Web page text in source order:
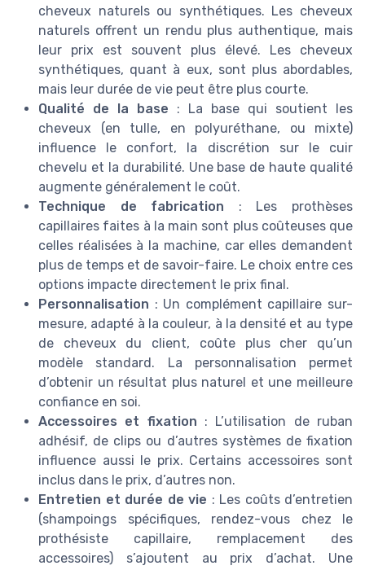
cheveux naturels ou synthétiques. Les cheveux
naturels offrent un rendu plus authentique, mais
leur prix est souvent plus élevé. Les cheveux
synthétiques, quant à eux, sont plus abordables,
mais leur durée de vie peut être plus courte.
Qualité de la base : La base qui soutient les
cheveux (en tulle, en polyuréthane, ou mixte)
influence le confort, la discrétion sur le cuir
chevelu et la durabilité. Une base de haute qualité
augmente généralement le coût.
Technique de fabrication : Les prothèses
capillaires faites à la main sont plus coûteuses que
celles réalisées à la machine, car elles demandent
plus de temps et de savoir-faire. Le choix entre ces
options impacte directement le prix final.
Personnalisation : Un complément capillaire sur-
mesure, adapté à la couleur, à la densité et au type
de cheveux du client, coûte plus cher qu’un
modèle standard. La personnalisation permet
d’obtenir un résultat plus naturel et une meilleure
confiance en soi.
Accessoires et fixation : L’utilisation de ruban
adhésif, de clips ou d’autres systèmes de fixation
influence aussi le prix. Certains accessoires sont
inclus dans le prix, d’autres non.
Entretien et durée de vie : Les coûts d’entretien
(shampoings spécifiques, rendez-vous chez le
prothésiste capillaire, remplacement des
accessoires) s’ajoutent au prix d’achat. Une